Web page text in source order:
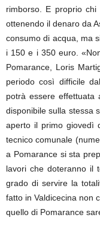
rimborso. E proprio
ottenendo il denaro da
consumo di acqua, ma
i 150 e i 350 euro.
Pomarance, Loris
periodo così difficile
potrà essere effettuata
disponibile sulla stessa
aperto il primo giovedì
tecnico comunale
a Pomarance si sta
lavori che doteranno il
grado di servire la
fatto in Valdicecina non
quello di Pomarance